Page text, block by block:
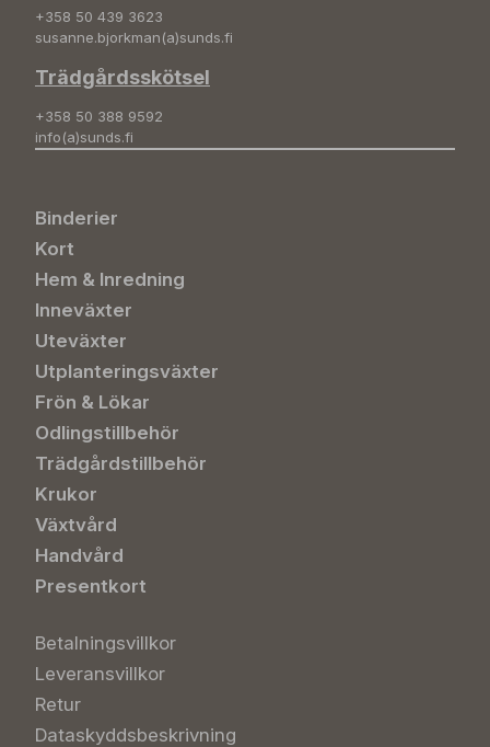
+358 50 439 3623
susanne.bjorkman(a)sunds.fi
Trädgårdsskötsel
+358 50 388 9592
info(a)sunds.fi
Binderier
Kort
Hem & Inredning
Inneväxter
Uteväxter
Utplanteringsväxter
Frön & Lökar
Odlingstillbehör
Trädgårdstillbehör
Krukor
Växtvård
Handvård
Presentkort
Betalningsvillkor
Leveransvillkor
Retur
Dataskyddsbeskrivning